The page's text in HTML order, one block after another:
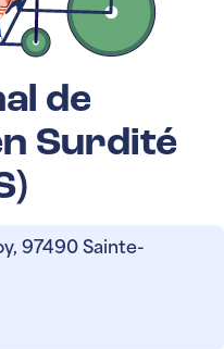
de
Surdité
97490 Sainte-